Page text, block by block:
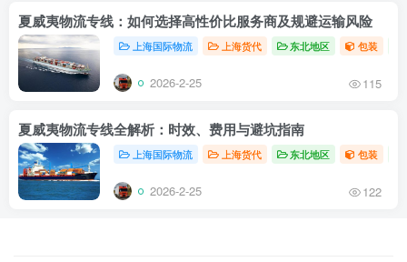
夏威夷物流专线：如何选择高性价比服务商及规避运输风险
上海国际物流 上海货代 东北地区 包装
2026-2-25 115
夏威夷物流专线全解析：时效、费用与避坑指南
上海国际物流 上海货代 东北地区 包装
2026-2-25 122